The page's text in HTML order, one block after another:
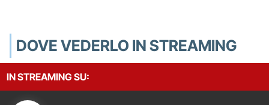
DOVE VEDERLO IN STREAMING
IN STREAMING SU: